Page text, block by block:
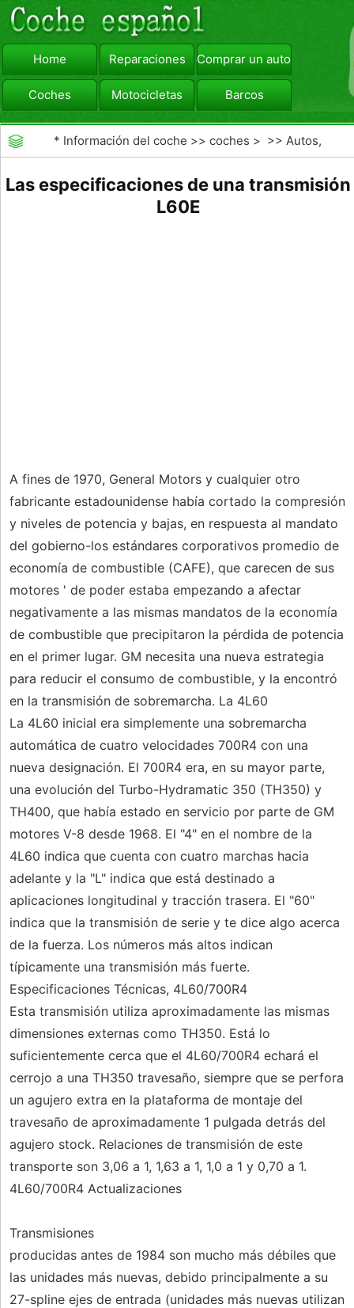
Home Reparaciones Comprar un automóvil
Coches Motocicletas Barcos
viajar Camiones
* Información del coche >>coches > >>Autos,
Las especificaciones de una transmisión
L60E
A fines de 1970, General Motors y cualquier otro
fabricante estadounidense había cortado la compresión
y niveles de potencia y bajas, en respuesta al mandato
del gobierno-los estándares corporativos promedio de
economía de combustible (CAFE), que carecen de sus
motores ' de poder estaba empezando a afectar
negativamente a las mismas mandatos de la economía
de combustible que precipitaron la pérdida de potencia
en el primer lugar. GM necesita una nueva estrategia
para reducir el consumo de combustible, y la encontró
en la transmisión de sobremarcha. La 4L60
La 4L60 inicial era simplemente una sobremarcha
automática de cuatro velocidades 700R4 con una
nueva designación. El 700R4 era, en su mayor parte,
una evolución del Turbo-Hydramatic 350 (TH350) y
TH400, que había estado en servicio por parte de GM
motores V-8 desde 1968. El "4" en el nombre de la
4L60 indica que cuenta con cuatro marchas hacia
adelante y la "L" indica que está destinado a
aplicaciones longitudinal y tracción trasera. El "60"
indica que la transmisión de serie y te dice algo acerca
de la fuerza. Los números más altos indican
típicamente una transmisión más fuerte.
Especificaciones Técnicas, 4L60/700R4
Esta transmisión utiliza aproximadamente las mismas
dimensiones externas como TH350. Está lo
suficientemente cerca que el 4L60/700R4 echará el
cerrojo a una TH350 travesaño, siempre que se perfora
un agujero extra en la plataforma de montaje del
travesaño de aproximadamente 1 pulgada detrás del
agujero stock. Relaciones de transmisión de este
transporte son 3,06 a 1, 1,63 a 1, 1,0 a 1 y 0,70 a 1.
4L60/700R4 Actualizaciones
Transmisiones
producidas antes de 1984 son mucho más débiles que
las unidades más nuevas, debido principalmente a su
27-spline ejes de entrada (unidades más nuevas utilizan